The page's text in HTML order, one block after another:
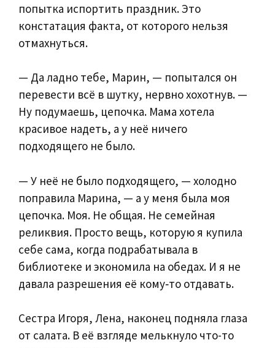
попытка испортить праздник. Это
констатация факта, от которого нельзя
отмахнуться.
— Да ладно тебе, Марин, — попытался он
перевести всё в шутку, нервно хохотнув. —
Ну подумаешь, цепочка. Мама хотела
красивое надеть, а у неё ничего
подходящего не было.
— У неё не было подходящего, — холодно
поправила Марина, — а у меня была моя
цепочка. Моя. Не общая. Не семейная
реликвия. Просто вещь, которую я купила
себе сама, когда подрабатывала в
библиотеке и экономила на обедах. И я не
давала разрешения её кому‑то отдавать.
Сестра Игоря, Лена, наконец подняла глаза
от салата. В её взгляде мелькнуло что-то